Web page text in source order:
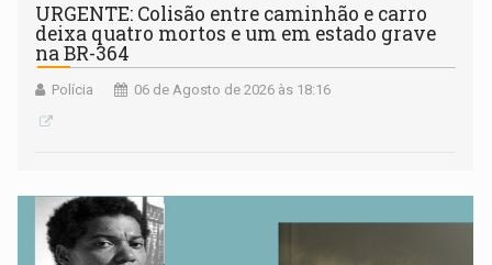
URGENTE: Colisão entre caminhão e carro
deixa quatro mortos e um em estado grave
na BR-364
Polícia 06 de Agosto de 2026 às 18:16